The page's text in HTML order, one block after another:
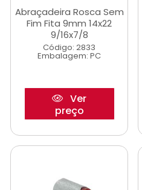
Abraçadeira Rosca Sem
Fim Fita 9mm 14x22
9/16x7/8
Código: 2833
Embalagem: PC
Ver
preço